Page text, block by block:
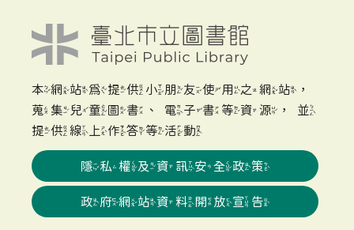
本網站為提供小朋友使用之網站，
蒐集兒童圖書、電子書等資源，並
提供線上作答等活動
隱私權及資訊安全政策
政府網站資料開放宣告